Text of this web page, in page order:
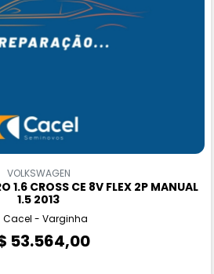
VOLKSWAGEN
1.6 CROSS CE 8V FLEX 2P MANUAL
1.5 2013
Cacel - Varginha
53.564,00